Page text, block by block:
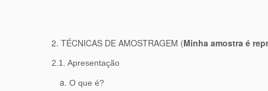
2. TÉCNICAS DE AMOSTRAGEM (Minha amostra é
2.1. Apresentação
O que é?